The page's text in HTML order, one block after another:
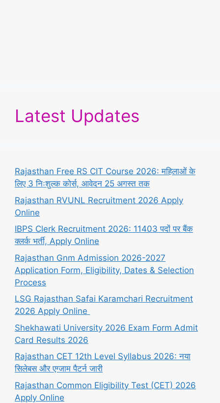
Latest Updates
Rajasthan Free RS CIT Course 2026: महिलाओं के
लिए 3 निःशुल्क कोर्स, आवेदन 25 अगस्त तक
Rajasthan RVUNL Recruitment 2026 Apply
Online
IBPS Clerk Recruitment 2026: 11403 पदों पर बैंक
क्लर्क भर्ती, Apply Online
Rajasthan Gnm Admission 2026-2027
Application Form, Eligibility, Dates & Selection
Process
LSG Rajasthan Safai Karamchari Recruitment
2026 Apply Online
Shekhawati University 2026 Exam Form Admit
Card Results 2026
Rajasthan CET 12th Level Syllabus 2026: नया
सिलेबस और एग्जाम पैटर्न जारी
Rajasthan Common Eligibility Test (CET) 2026
Apply Online